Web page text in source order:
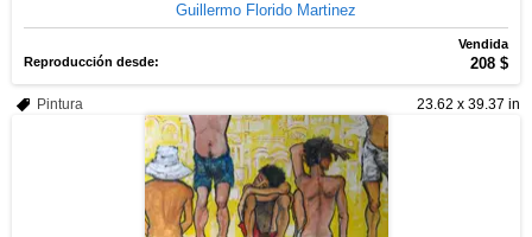
Guillermo Florido Martinez
Vendida
Reproducción desde:
208 $
23.62 x 39.37 in
Pintura